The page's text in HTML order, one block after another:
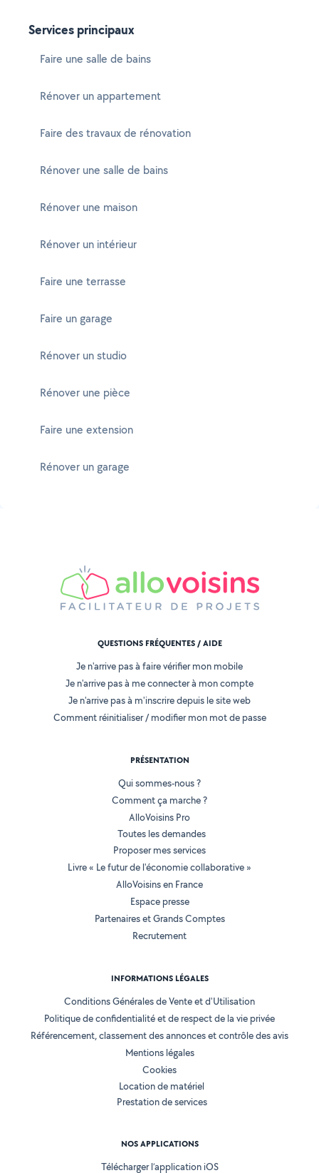
Services principaux
Faire une salle de bains
Rénover un appartement
Faire des travaux de rénovation
Rénover une salle de bains
Rénover une maison
Rénover un intérieur
Faire une terrasse
Faire un garage
Rénover un studio
Rénover une pièce
Faire une extension
Rénover un garage
QUESTIONS FRÉQUENTES / AIDE
Je n'arrive pas à faire vérifier mon mobile
Je n'arrive pas à me connecter à mon compte
Je n'arrive pas à m'inscrire depuis le site web
Comment réinitialiser / modifier mon mot de passe
PRÉSENTATION
Qui sommes-nous ?
Comment ça marche ?
AlloVoisins Pro
Toutes les demandes
Proposer mes services
Livre « Le futur de l'économie collaborative »
AlloVoisins en France
Espace presse
Partenaires et Grands Comptes
Recrutement
INFORMATIONS LÉGALES
Conditions Générales de Vente et d'Utilisation
Politique de confidentialité et de respect de la vie privée
Référencement, classement des annonces et contrôle des avis
Mentions légales
Cookies
Location de matériel
Prestation de services
NOS APPLICATIONS
Télécharger l’application iOS